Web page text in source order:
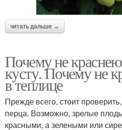
читать дальше →
Почему не
кусту. Почему не
в теплице
Прежде всего, стоит
перца. Возможно, зрелые
красными, а зелеными или